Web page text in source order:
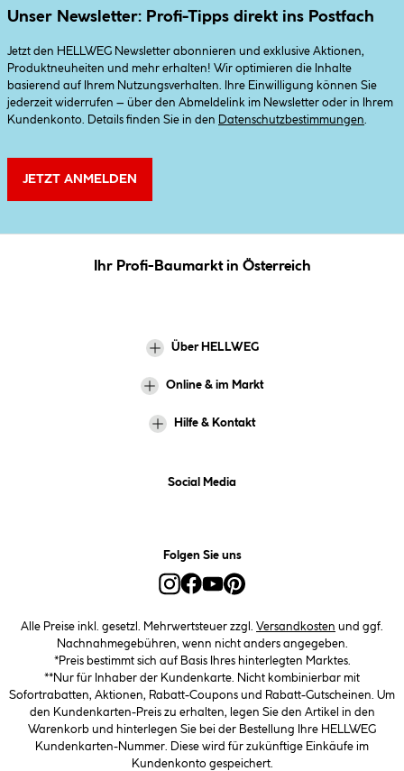
Unser Newsletter: Profi-Tipps direkt ins Postfach
Jetzt den HELLWEG Newsletter abonnieren und exklusive Aktionen,
Produktneuheiten und mehr erhalten! Wir optimieren die Inhalte
basierend auf Ihrem Nutzungsverhalten. Ihre Einwilligung können Sie
jederzeit widerrufen – über den Abmeldelink im Newsletter oder in Ihrem
Kundenkonto. Details finden Sie in den
Datenschutzbestimmungen
JETZT ANMELDEN
Ihr Profi-Baumarkt in Österreich
Über HELLWEG
Online & im Markt
Hilfe & Kontakt
Social Media
Folgen Sie uns
Alle Preise inkl. gesetzl. Mehrwertsteuer zzgl. Versandkosten und ggf.
Nachnahmegebühren, wenn nicht anders angegeben.
*Preis bestimmt sich auf Basis Ihres hinterlegten Marktes.
**Nur für Inhaber der Kundenkarte. Nicht kombinierbar mit
Sofortrabatten, Aktionen, Rabatt-Coupons und Rabatt-Gutscheinen. Um
den Kundenkarten-Preis zu erhalten, legen Sie den Artikel in den
Warenkorb und hinterlegen Sie bei der Bestellung Ihre HELLWEG
Kundenkarten-Nummer. Diese wird für zukünftige Einkäufe im
Kundenkonto gespeichert.